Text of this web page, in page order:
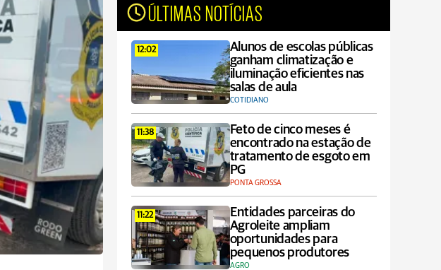
ÚLTIMAS NOTÍCIAS
12:02
Alunos de escolas públicas
ganham climatização e
iluminação eficientes nas
salas de aula
COTIDIANO
11:38
Feto de cinco meses é
encontrado na estação de
tratamento de esgoto em
PG
PONTA GROSSA
11:22
Entidades parceiras do
Agroleite ampliam
oportunidades para
pequenos produtores
AGRO